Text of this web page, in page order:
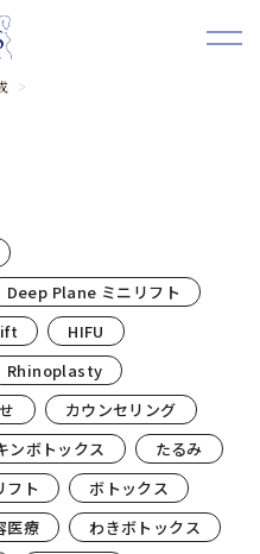
>
Deep Plane ミニリフト
HIFU
Rhinoplasty
カウンセリング
ンボトックス
たるみ
フト
ボトックス
医療
わきボトックス